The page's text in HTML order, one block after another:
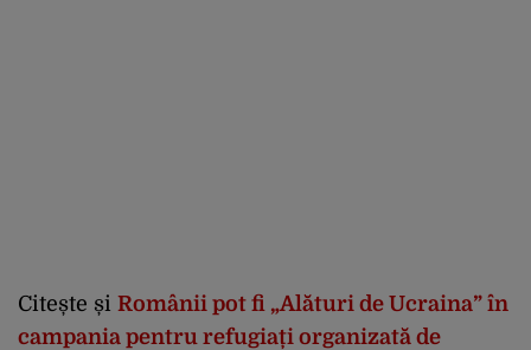
Citește și Românii pot fi „Alături de Ucraina” în
campania pentru refugiați organizată de